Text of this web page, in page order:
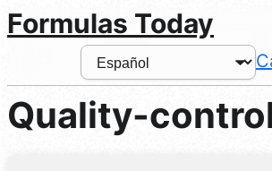
Formulas Today
Quality-